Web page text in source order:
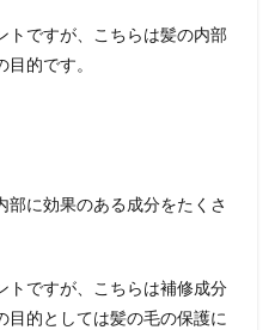
トですが、こちらは髪の内部
的です。
部に効果のある成分をたくさ
トですが、こちらは補修成分
目的としては髪の毛の保護に